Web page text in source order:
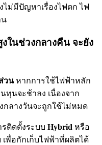
ไม่มีปัญหาเรื่องไฟตก ไฟ
น
ในช่วงกลางคืน จะยัง
วนหากการใช้ไฟฟ้าหลัก
นจะช้าลง เนื่องจาก
กลางวันจะถูกใช้ไม่หมด
ติดตั้งระบบ Hybrid หรือ
เพื่อกักเก็บไฟฟ้าที่ผลิตได้